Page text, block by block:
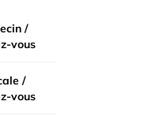
/
vous
/
vous